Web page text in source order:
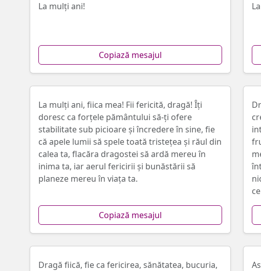
La mulți ani!
Copiază mesajul
La mulți ani, fiica mea! Fii fericită, dragă! Îți
doresc ca forțele pământului să-ți ofere
stabilitate sub picioare și încredere în sine, fie
că apele lumii să spele toată tristețea și răul din
calea ta, flacăra dragostei să ardă mereu în
inima ta, iar aerul fericirii și bunăstării să
planeze mereu în viața ta.
Copiază mesajul
Dragă fiică, fie ca fericirea, sănătatea, bucuria,